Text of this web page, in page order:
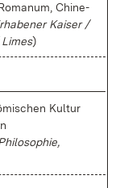
Chi­ne­
Kai­ser /
)
Kul­tur